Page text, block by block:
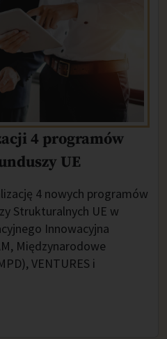
4 programów
UE
4 nowych programów
Strukturalnych UE w
Innowacyjna
Międzynarodowe
VENTURES i